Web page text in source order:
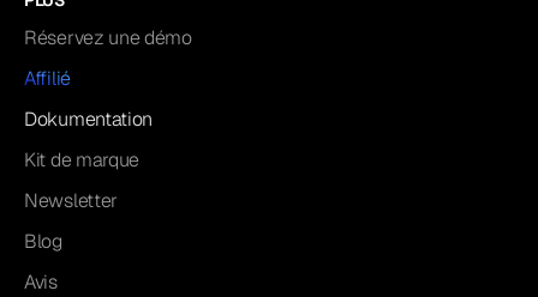
Réservez une démo
Affilié
Dokumentation
Kit de marque
Newsletter
Blog
Avis